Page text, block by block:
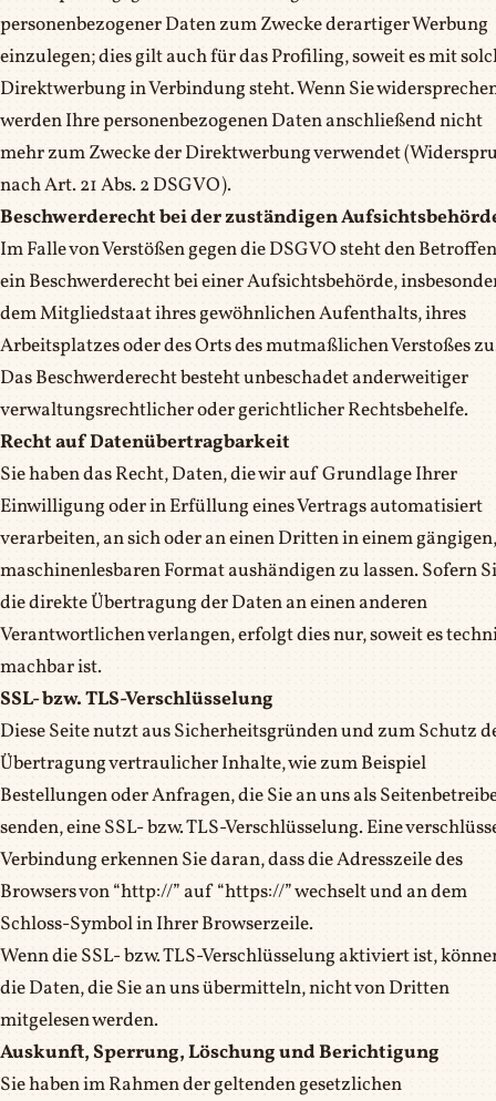
personenbezogener Daten zum Zwecke derartiger Werbung
einzulegen; dies gilt auch für das Profiling, soweit es mit
Direktwerbung in Verbindung steht. Wenn Sie
werden Ihre personenbezogenen Daten anschließend nicht
mehr zum Zwecke der Direktwerbung verwendet
nach Art. 21 Abs. 2 DSGVO).
Beschwerderecht bei der zuständigen
Im Falle von Verstößen gegen die DSGVO steht den
ein Beschwerderecht bei einer Aufsichtsbehörde,
dem Mitgliedstaat ihres gewöhnlichen Aufenthalts, ihres
Arbeitsplatzes oder des Orts des mutmaßlichen Verstoßes
Das Beschwerderecht besteht unbeschadet anderweitiger
verwaltungsrechtlicher oder gerichtlicher Rechtsbehelfe.
Recht auf Datenübertragbarkeit
Sie haben das Recht, Daten, die wir auf Grundlage Ihrer
Einwilligung oder in Erfüllung eines Vertrags automatisiert
verarbeiten, an sich oder an einen Dritten in einem gängigen,
maschinenlesbaren Format aushändigen zu lassen. Sofern
die direkte Übertragung der Daten an einen anderen
Verantwortlichen verlangen, erfolgt dies nur, soweit es
machbar ist.
SSL- bzw. TLS-Verschlüsselung
Diese Seite nutzt aus Sicherheitsgründen und zum Schutz
Übertragung vertraulicher Inhalte, wie zum Beispiel
Bestellungen oder Anfragen, die Sie an uns als
senden, eine SSL- bzw. TLS-Verschlüsselung. Eine
Verbindung erkennen Sie daran, dass die Adresszeile des
Browsers von “http://” auf “https://” wechselt und an dem
Schloss-Symbol in Ihrer Browserzeile.
Wenn die SSL- bzw. TLS-Verschlüsselung aktiviert ist,
die Daten, die Sie an uns übermitteln, nicht von Dritten
mitgelesen werden.
Auskunft, Sperrung, Löschung und Berichtigung
Sie haben im Rahmen der geltenden gesetzlichen